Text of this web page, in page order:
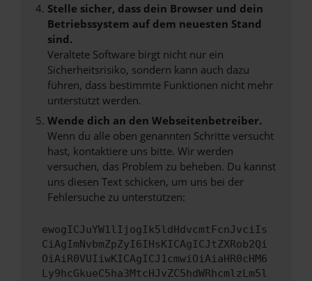
Stelle sicher, dass dein Browser und dein
Betriebssystem auf dem neuesten Stand
sind.
Veraltete Software birgt nicht nur ein
Sicherheitsrisiko, sondern kann auch dazu
führen, dass bestimmte Funktionen nicht mehr
unterstützt werden.
Wende dich an den Webseitenbetreiber.
Wenn du alle oben genannten Schritte versucht
hast, kontaktiere uns bitte. Wir werden
versuchen, das Problem zu beheben. Du kannst
uns diesen Text schicken, um uns bei der
Fehlersuche zu unterstützen:
ewogICJuYW1lIjogIk5ldHdvcmtFcnJvciIs
CiAgImNvbmZpZyI6IHsKICAgICJtZXRob2Qi
OiAiR0VUIiwKICAgICJ1cmwiOiAiaHR0cHM6
Ly9hcGkueC5ha3MtcHJvZC5hdWRhcmlzLm5l